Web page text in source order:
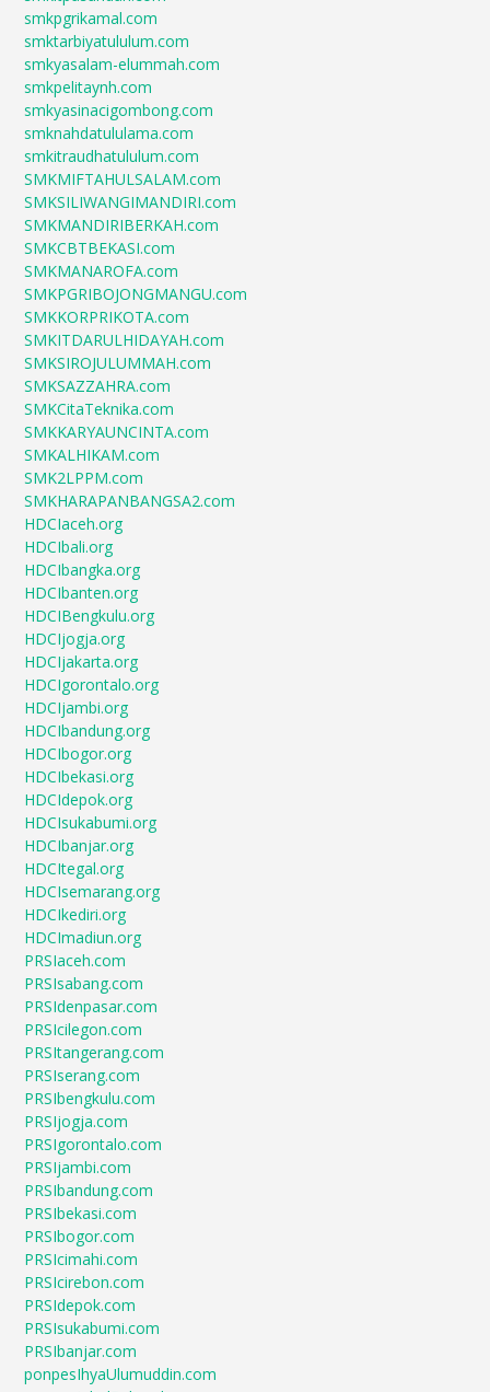
smkpgrikamal.com
smktarbiyatululum.com
smkyasalam-elummah.com
smkpelitaynh.com
smkyasinacigombong.com
smknahdatululama.com
smkitraudhatululum.com
SMKMIFTAHULSALAM.com
SMKSILIWANGIMANDIRI.com
SMKMANDIRIBERKAH.com
SMKCBTBEKASI.com
SMKMANAROFA.com
SMKPGRIBOJONGMANGU.com
SMKKORPRIKOTA.com
SMKITDARULHIDAYAH.com
SMKSIROJULUMMAH.com
SMKSAZZAHRA.com
SMKCitaTeknika.com
SMKKARYAUNCINTA.com
SMKALHIKAM.com
SMK2LPPM.com
SMKHARAPANBANGSA2.com
HDCIaceh.org
HDCIbali.org
HDCIbangka.org
HDCIbanten.org
HDCIBengkulu.org
HDCIjogja.org
HDCIjakarta.org
HDCIgorontalo.org
HDCIjambi.org
HDCIbandung.org
HDCIbogor.org
HDCIbekasi.org
HDCIdepok.org
HDCIsukabumi.org
HDCIbanjar.org
HDCItegal.org
HDCIsemarang.org
HDCIkediri.org
HDCImadiun.org
PRSIaceh.com
PRSIsabang.com
PRSIdenpasar.com
PRSIcilegon.com
PRSItangerang.com
PRSIserang.com
PRSIbengkulu.com
PRSIjogja.com
PRSIgorontalo.com
PRSIjambi.com
PRSIbandung.com
PRSIbekasi.com
PRSIbogor.com
PRSIcimahi.com
PRSIcirebon.com
PRSIdepok.com
PRSIsukabumi.com
PRSIbanjar.com
ponpesIhyaUlumuddin.com